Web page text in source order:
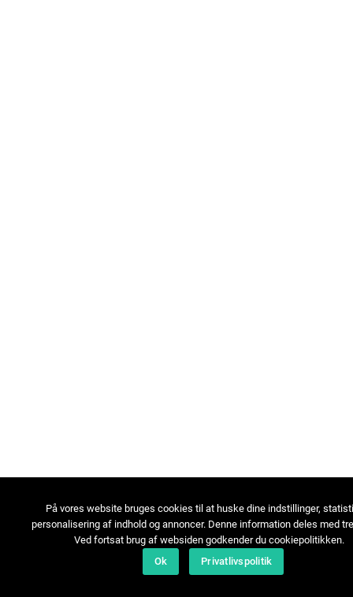
På vores website bruges cookies til at huske dine indstillinger,
personalisering af indhold og annoncer. Denne information deles med
Ved fortsat brug af websiden godkender du cookiepolitikken.
Ok
Privatlivspolitik